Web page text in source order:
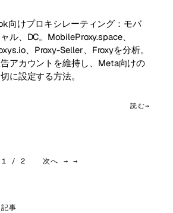
向けプロキシレーティング：モバ
ル、DC。MobileProxy.space、
、Proxy-Seller、Froxyを分析。
アカウントを維持し、Meta向けの
に設定する方法。
読む
1 / 2 次へ → →
事